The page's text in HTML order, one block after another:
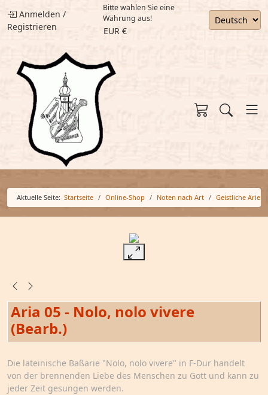
Anmelden /
Registrieren
Bitte wählen Sie eine
Währung aus!
EUR €
Aktuelle Seite: Startseite Online-Shop Noten nach Art Geistliche Arien
Aria 05 - Nolo, nolo vivere
(Bearb.)
Die lateinische Baßarie "Nolo, nolo vivere" in F-Dur handelt
von der brennenden Liebe des Menschen zu Gott und kann zu
jeder Zeit gesungen werden.